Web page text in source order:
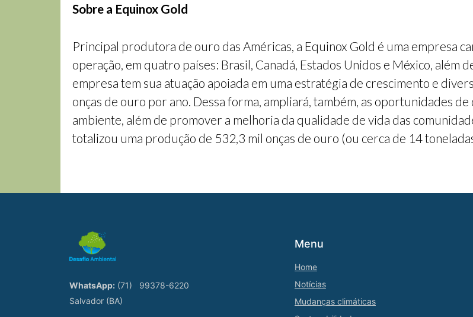
Sobre a Equinox Gold
Principal produtora de ouro das Américas, a Equinox Gold é uma empresa
operação, em quatro países: Brasil, Canadá, Estados Unidos e México, além
empresa tem sua atuação apoiada em uma estratégia de crescimento e
onças de ouro por ano. Dessa forma, ampliará, também, as oportunidades
ambiente, além de promover a melhoria da qualidade de vida das
totalizou uma produção de 532,3 mil onças de ouro (ou cerca de 14
WhatsApp: (71)
99378-6220
Salvador (BA)
Menu
Home
Notícias
Mudanças climáticas